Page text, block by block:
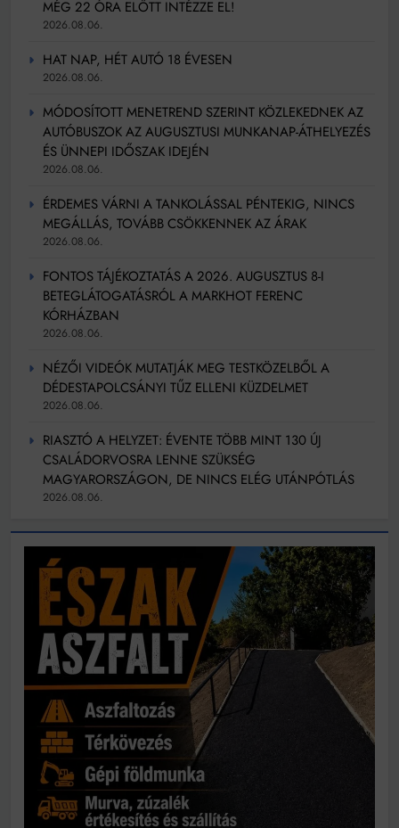
MÉG 22 ÓRA ELŐTT INTÉZZE EL!
2026.08.06.
HAT NAP, HÉT AUTÓ 18 ÉVESEN
2026.08.06.
MÓDOSÍTOTT MENETREND SZERINT KÖZLEKEDNEK AZ
AUTÓBUSZOK AZ AUGUSZTUSI MUNKANAP-ÁTHELYEZÉS
ÉS ÜNNEPI IDŐSZAK IDEJÉN
2026.08.06.
ÉRDEMES VÁRNI A TANKOLÁSSAL PÉNTEKIG, NINCS
MEGÁLLÁS, TOVÁBB CSÖKKENNEK AZ ÁRAK
2026.08.06.
FONTOS TÁJÉKOZTATÁS A 2026. AUGUSZTUS 8-I
BETEGLÁTOGATÁSRÓL A MARKHOT FERENC
KÓRHÁZBAN
2026.08.06.
NÉZŐI VIDEÓK MUTATJÁK MEG TESTKÖZELBŐL A
DÉDESTAPOLCSÁNYI TŰZ ELLENI KÜZDELMET
2026.08.06.
RIASZTÓ A HELYZET: ÉVENTE TÖBB MINT 130 ÚJ
CSALÁDORVOSRA LENNE SZÜKSÉG
MAGYARORSZÁGON, DE NINCS ELÉG UTÁNPÓTLÁS
2026.08.06.